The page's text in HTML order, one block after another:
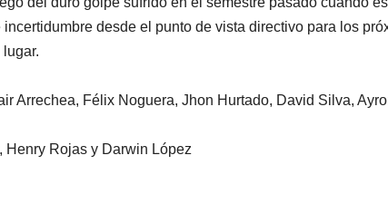
desde el punto de vista directivo para los
Arrechea, Félix Noguera, Jhon Hurtado, David Silva,
Henry Rojas y Darwin López